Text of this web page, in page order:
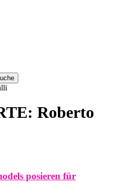
Roberto
posieren für